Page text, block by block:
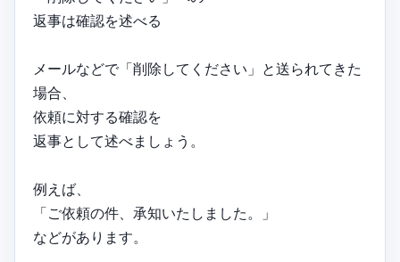
返事は確認を述べる
メールなどで「削除してください」と送られてきた
場合、
依頼に対する確認を
返事として述べましょう。
例えば、
「ご依頼の件、承知いたしました。」
などがあります。